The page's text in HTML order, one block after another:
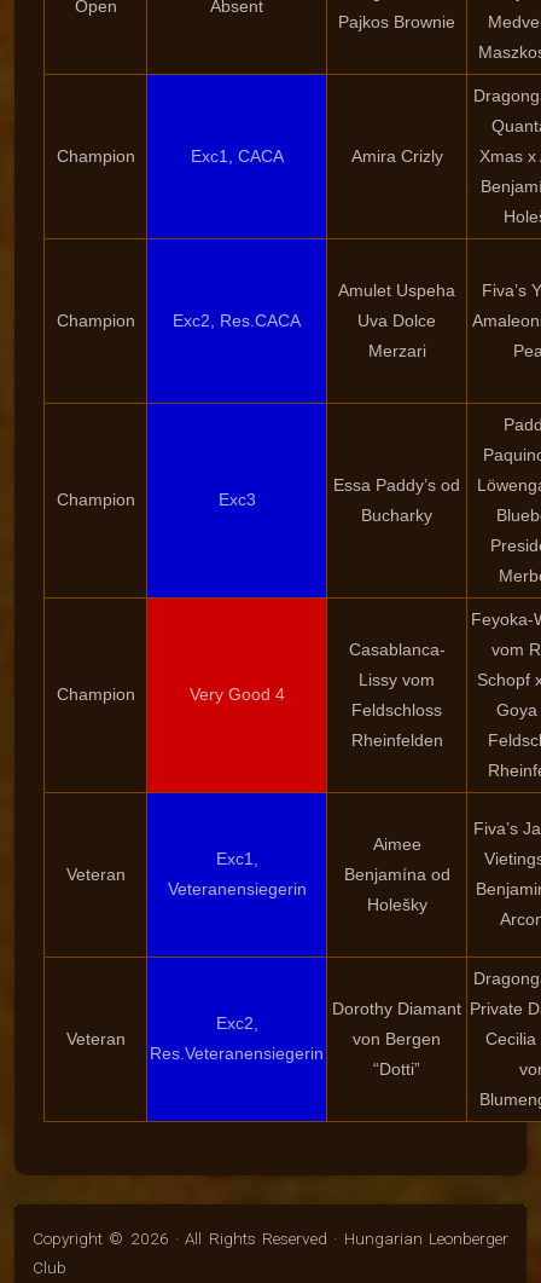
Open Absent
Pajkos Brownie
Champion Exc1, CACA Amira Crizly
Xmas x
Champion Exc2, Res.CACA
Amulet Uspeha
Uva Dolce
Merzari
Fiva’s
Champion Exc3
Essa Paddy’s od
Bucharky
Champion Very Good 4
Casablanca-
Lissy vom
Feldschloss
Rheinfelden
Feyoka-
vom
Schopf
Goya
Veteran
Exc1,
Veteranensiegerin
Aimee
Benjamína od
Holešky
Fiva’s
Veteran
Exc2,
Res.Veteranensiegerin
Dorothy Diamant
von Bergen
“Dotti”
Private
Cecilia
Copyright © 2026 · All Rights Reserved · Hungarian Leonberger
Club